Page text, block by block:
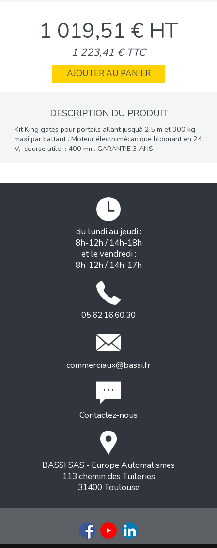
1 019,51 € HT
1 223,41 € TTC
AJOUTER AU PANIER
DESCRIPTION DU PRODUIT
Kit King gates pour portails allant jusquà 2.5 m et 300 kg
maxi par battant . Moteur électromécanique bloquant en 24
V, course utile : 400 mm. GARANTIE 3 ANS
du lundi au jeudi :
8h-12h / 14h-18h
et le vendredi :
8h-12h / 14h-17h
05.62.16.60.30
commerciaux@bassi.fr
Contactez-nous
BASSI SAS - Europe Automatismes
113 chemin des Tuileries
31400 Toulouse